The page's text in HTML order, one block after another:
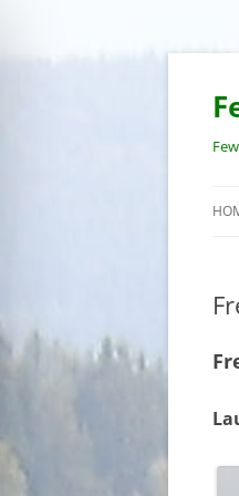
Zum